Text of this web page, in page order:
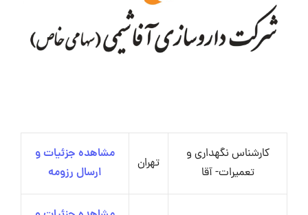
کارشناس نگهداری و
تعمیرات- آقا
تهران
مشاهده جزئیات و
ارسال رزومه